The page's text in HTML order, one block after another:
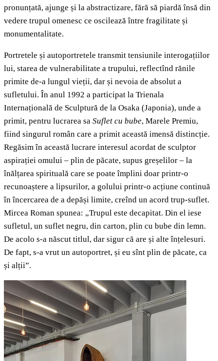
pronunțată, ajunge și la abstractizare, fără să piardă însă din
vedere trupul omenesc ce oscilează între fragilitate și
monumentalitate.
Portretele și autoportretele transmit tensiunile interogațiilor
lui, starea de vulnerabilitate a trupului, reflectînd rănile
primite de-a lungul vieții, dar și nevoia de absolut a
sufletului. În anul 1992 a participat la Trienala
Internațională de Sculptură de la Osaka (Japonia), unde a
primit, pentru lucrarea sa Suflet cu bube, Marele Premiu,
fiind singurul român care a primit această imensă distincție.
Regăsim în această lucrare interesul acordat de sculptor
aspirației omului ‒ plin de păcate, supus greșelilor – la
înălțarea spirituală care se poate împlini doar printr-o
recunoaștere a lipsurilor, a golului printr-o acțiune continuă
în încercarea de a depăși limite, creînd un acord trup-suflet.
Mircea Roman spunea: „Trupul este decapitat. Din el iese
sufletul, un suflet negru, din carton, plin cu bube din lemn.
De acolo s-a născut titlul, dar sigur că are și alte înțelesuri.
De fapt, s-a vrut un autoportret, și eu sînt plin de păcate, ca
și alții”.